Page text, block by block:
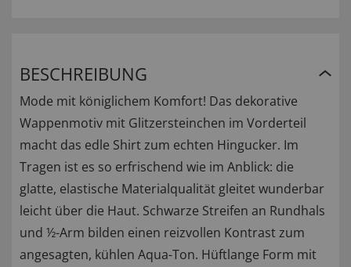
BESCHREIBUNG
Mode mit königlichem Komfort! Das dekorative
Wappenmotiv mit Glitzersteinchen im Vorderteil
macht das edle Shirt zum echten Hingucker. Im
Tragen ist es so erfrischend wie im Anblick: die
glatte, elastische Materialqualität gleitet wunderbar
leicht über die Haut. Schwarze Streifen an Rundhals
und ½-Arm bilden einen reizvollen Kontrast zum
angesagten, kühlen Aqua-Ton. Hüftlange Form mit